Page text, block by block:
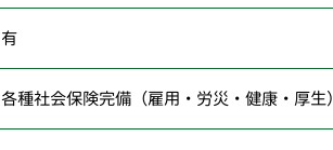
有
各種社会保険完備（雇用・労災・健康・厚生）